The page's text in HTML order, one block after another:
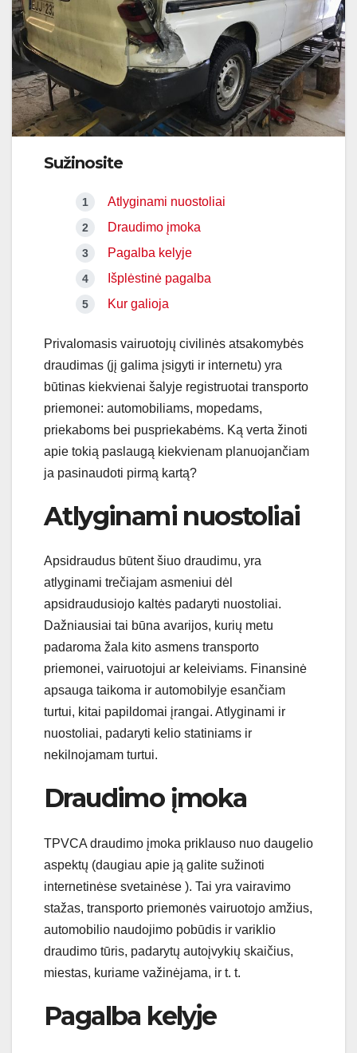
Sužinosite
Atlyginami nuostoliai
Draudimo įmoka
Pagalba kelyje
Išplėstinė pagalba
Kur galioja
Privalomasis vairuotojų civilinės atsakomybės
draudimas (jį galima įsigyti ir internetu) yra
būtinas kiekvienai šalyje registruotai transporto
priemonei: automobiliams, mopedams,
priekaboms bei puspriekabėms. Ką verta žinoti
apie tokią paslaugą kiekvienam planuojančiam
ja pasinaudoti pirmą kartą?
Atlyginami nuostoliai
Apsidraudus būtent šiuo draudimu, yra
atlyginami trečiajam asmeniui dėl
apsidraudusiojo kaltės padaryti nuostoliai.
Dažniausiai tai būna avarijos, kurių metu
padaroma žala kito asmens transporto
priemonei, vairuotojui ar keleiviams. Finansinė
apsauga taikoma ir automobilyje esančiam
turtui, kitai papildomai įrangai. Atlyginami ir
nuostoliai, padaryti kelio statiniams ir
nekilnojamam turtui.
Draudimo įmoka
TPVCA draudimo įmoka priklauso nuo daugelio
aspektų (daugiau apie ją galite sužinoti
internetinėse svetainėse ). Tai yra vairavimo
stažas, transporto priemonės vairuotojo amžius,
automobilio naudojimo pobūdis ir variklio
draudimo tūris, padarytų autoįvykių skaičius,
miestas, kuriame važinėjama, ir t. t.
Pagalba kelyje